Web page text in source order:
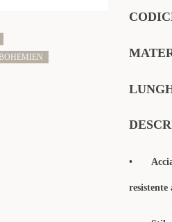
BOHEMIEN
•
resistente